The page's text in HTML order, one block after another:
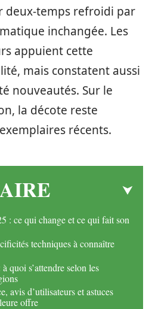
deux-temps refroidi par
inchangée. Les
appuient cette
mais constatent aussi
nouveautés. Sur le
la décote reste
récents.
: ce qui change et ce qui fait son
techniques à connaître
quoi s’attendre selon les
avis d’utilisateurs et astuces
offre